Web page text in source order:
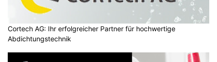
Cortech AG: Ihr erfolgreicher Partner für hochwertige
Abdichtungstechnik